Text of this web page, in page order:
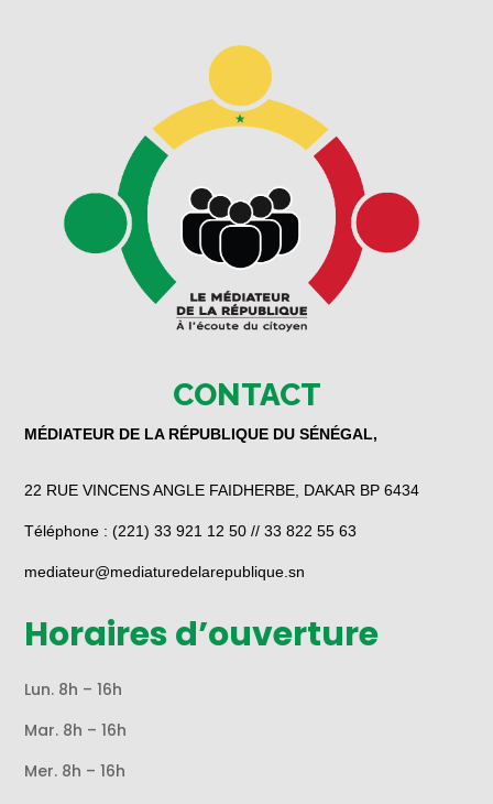
CONTACT
MÉDIATEUR DE LA RÉPUBLIQUE DU SÉNÉGAL,
22 RUE VINCENS ANGLE FAIDHERBE, DAKAR BP 6434
Téléphone : (221) 33 921 12 50 // 33 822 55 63
mediateur@mediaturedelarepublique.sn
Horaires d’ouverture
Lun. 8h – 16h
Mar. 8h – 16h
Mer. 8h – 16h